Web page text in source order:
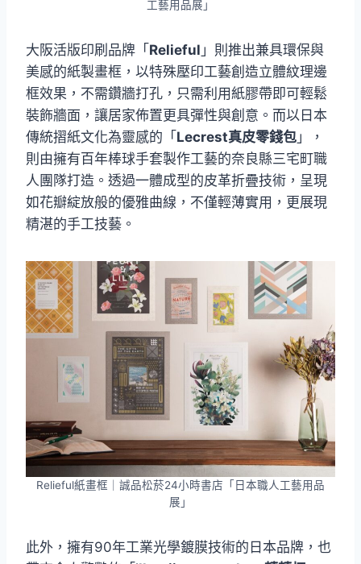
工藝用品展」
大阪活版印刷品牌「 Relieful 」則推出兼具環保與
美感的紙製畫框，以特殊壓印工藝創造立體紋理邊
框效果，不需鑽牆打孔，只需利用紙膠帶即可輕鬆
裝飾牆面，讓居家佈置更具彈性與創意。而以日本
傳統摺紙文化為靈感的「 Lecrest真皮零錢包 」，
則由擁有百年棒球手套製作工藝的奈良縣三宅町職
人團隊打造。透過一體成型的皮革折疊技術，呈現
如花瓣綻放般的優雅曲線，不僅輕薄實用，更展現
精湛的手工技藝。
Relieful紙畫框｜誠品松菸24小時書店「日本職人工藝用品
展」
此外，擁有90年工業光學鍍膜技術的日本品牌，也